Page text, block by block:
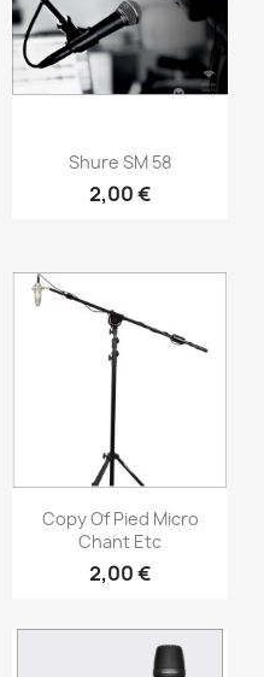
Vorschau
Shure SM 58
2,00 €
Vorschau
Copy Of Pied Micro
Chant Etc
2,00 €